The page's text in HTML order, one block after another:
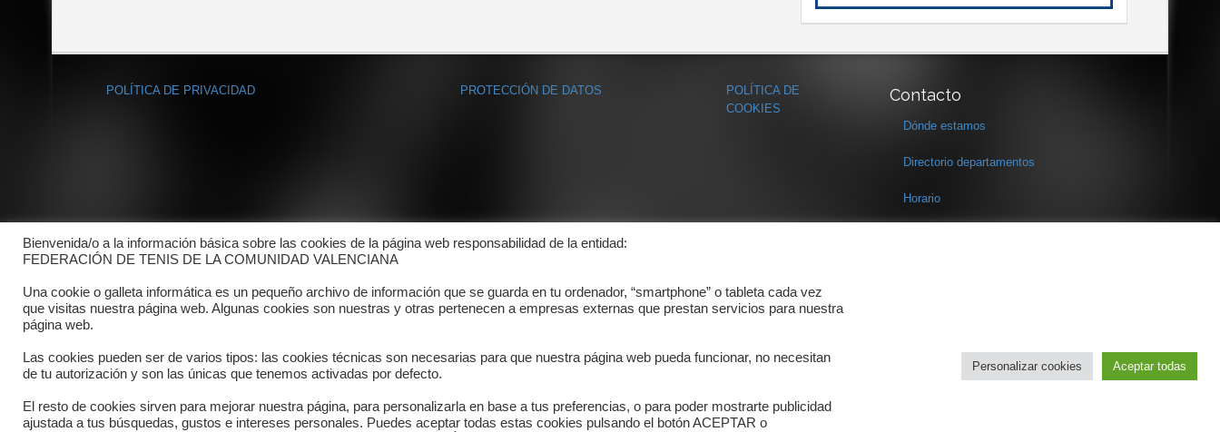
POLÍTICA DE PRIVACIDAD PROTECCIÓN DE DATOS
POLÍTICA DE
COOKIES
Contacto
Dónde estamos
Directorio departamentos
Horario
Copyright © 2025 FTCV
Bienvenida/o a la información básica sobre las cookies de la página web responsabilidad de la entidad:
FEDERACIÓN DE TENIS DE LA COMUNIDAD VALENCIANA
Una cookie o galleta informática es un pequeño archivo de información que se guarda en tu ordenador, “smartphone” o tableta cada vez
que visitas nuestra página web. Algunas cookies son nuestras y otras pertenecen a empresas externas que prestan servicios para nuestra
página web.
Las cookies pueden ser de varios tipos: las cookies técnicas son necesarias para que nuestra página web pueda funcionar, no necesitan
de tu autorización y son las únicas que tenemos activadas por defecto.
El resto de cookies sirven para mejorar nuestra página, para personalizarla en base a tus preferencias, o para poder mostrarte publicidad
ajustada a tus búsquedas, gustos e intereses personales. Puedes aceptar todas estas cookies pulsando el botón ACEPTAR o
Personalizar cookies Aceptar todas